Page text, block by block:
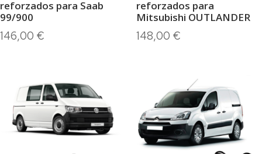
reforzados para Saab
99/900
146,00 €
reforzados para
Mitsubishi OUTLANDER
148,00 €